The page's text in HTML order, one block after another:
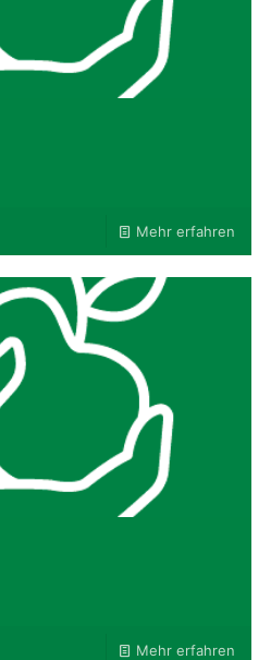
Mehr erfahren
Mehr erfahren